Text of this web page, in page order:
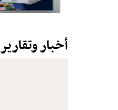
أخبار وتقارير